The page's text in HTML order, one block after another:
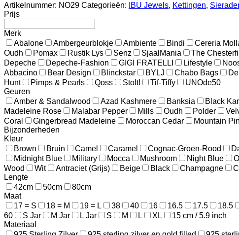
Artikelnummer: NO29 Categorieën: IBU Jewels, Kettingen,
Prijs
Merk
Abalone
Ambergeurblokje Ambiente Bindi Cereria
Oudh
Pomax Rustik Lys Senz SjaalMania The
Depeche
Depeche-Fashion GIGI FRATELLI Lifestyle
Abbacino
Bear Design Blinckstar BYLJ Chabo Bags
Hunt
Pimps & Pearls Qoss Stolt! Tif-Tiffy
UNOde50
Geuren
Amber & Sandalwood
Azad Kashmere Banksia Black
Madeleine Rose
Malabar Pepper Mills Oudh Polder
Coral
Gingerbread Madeleine Moroccan Cedar Mountain
Bijzonderheden
Kleur
Brown
Bruin Camel Caramel Cognac-Groen-Rood
Midnight Blue
Military Mocca Mushroom Night Blue
Wood
Wit Antraciet (Grijs) Beige Black Champagne
Lengte
42cm
50cm
80cm
Maat
17 = S
18 = M 19 = L 38 40 16 16.5 17.5 18.5
60
S Jar M Jar L Jar S M L XL
15 cm / 5.9 inch
Materiaal